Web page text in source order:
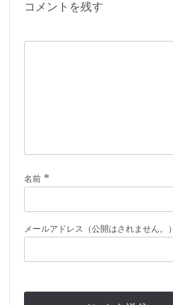
コメントを残す
名前 *
メールアドレス（公開はされません。）